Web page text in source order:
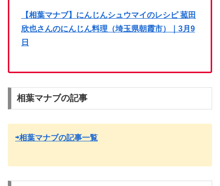
【相葉マナブ】にんじんシュウマイのレシピ 菰田
欣也さんのにんじん料理（埼玉県朝霞市）｜3月9
日
相葉マナブの記事
⇨相葉マナブの記事一覧